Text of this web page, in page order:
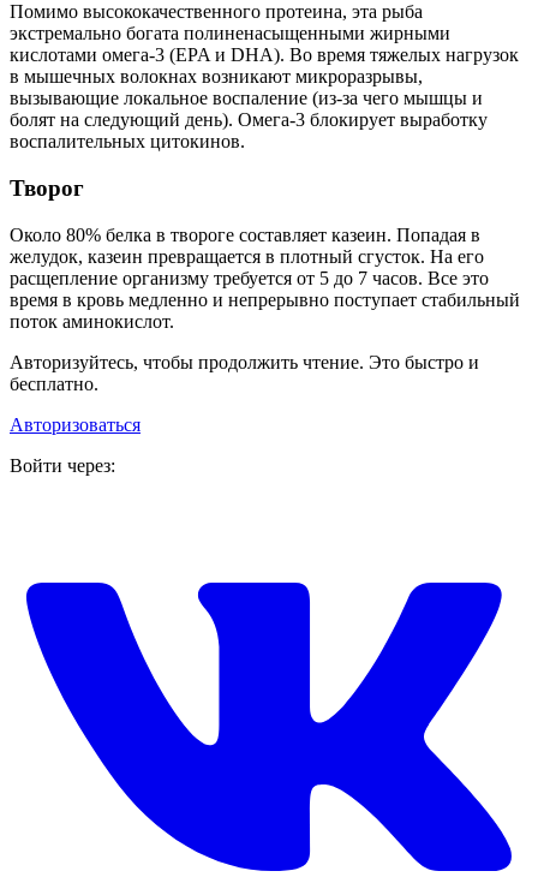
Помимо высококачественного протеина, эта рыба
экстремально богата полиненасыщенными жирными
кислотами омега-3 (EPA и DHA). Во время тяжелых нагрузок
в мышечных волокнах возникают микроразрывы,
вызывающие локальное воспаление (из-за чего мышцы и
болят на следующий день). Омега-3 блокирует выработку
воспалительных цитокинов.
Творог
Около 80% белка в твороге составляет казеин. Попадая в
желудок, казеин превращается в плотный сгусток. На его
расщепление организму требуется от 5 до 7 часов. Все это
время в кровь медленно и непрерывно поступает стабильный
поток аминокислот.
Авторизуйтесь, чтобы продолжить чтение. Это быстро и
бесплатно.
Авторизоваться
Войти через: